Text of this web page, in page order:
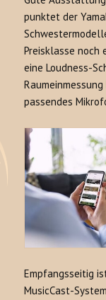
punktet der
Preisklasse noch
eine Loudness-
passendes
Empfangsseitig
MusicCast-